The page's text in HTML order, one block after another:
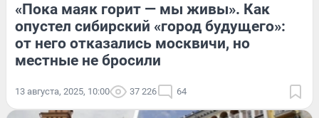
«Пока маяк горит — мы живы». Как
опустел сибирский «город будущего»:
от него отказались москвичи, но
местные не бросили
13 августа, 2025, 10:00 37 226 64